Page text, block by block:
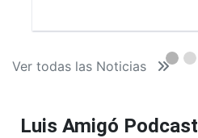
Ver todas las Noticias
Luis Amigó Podcast